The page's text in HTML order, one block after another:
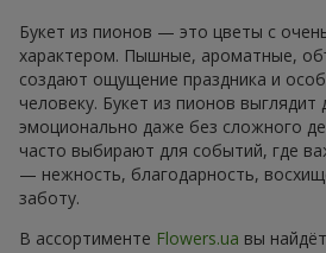
Букет из пионов — это цветы с
характером. Пышные, ароматные,
создают ощущение праздника и
человеку. Букет из пионов выглядит
эмоционально даже без сложного
часто выбирают для событий, где
— нежность, благодарность,
заботу.
В ассортименте Flowers.ua вы